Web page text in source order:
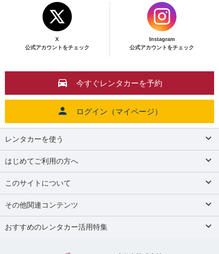
X
公式アカウントをチェック
Instagram
公式アカウントをチェック
今すぐレンタカーを予約
ログイン（マイページ）
レンタカーを使う
はじめてご利用の方へ
このサイトについて
その他関連コンテンツ
おすすめのレンタカー活用特集